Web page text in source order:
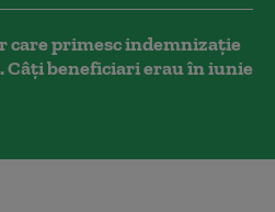
primesc indemnizaţie
Câți beneficiari erau în iunie